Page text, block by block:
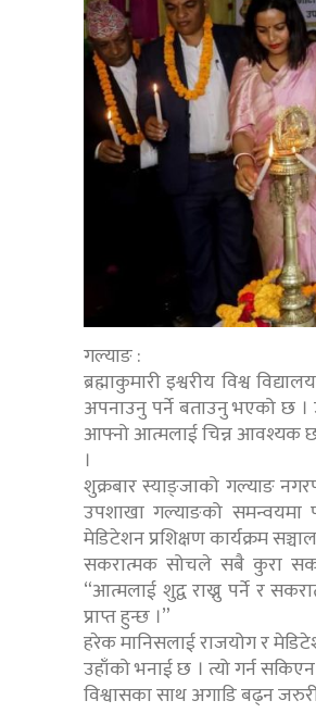
गल्याङ :
ब्रह्माकुमारी इश्वरीय विश्व
अपनाउनु पर्ने बताउनु भएको छ
आफ्नो आत्मलाई चिन्न आवश्यक
।
शुक्रबार स्याङ्जाको गल्याङ
उपशाखा गल्याङको समन्वयमा
मेडिटेशन प्रशिक्षण कार्यक्रम
सकरात्मक सोचले सबै कुरा
“आत्मलाई शुद्व राख्नु पर्ने र
प्राप्त हुन्छ ।”
हरेक मानिसलाई राजयोग र
उहाँको भनाई छ । त्यो गर्न
विश्वासका साथ अगाडि बढ्न